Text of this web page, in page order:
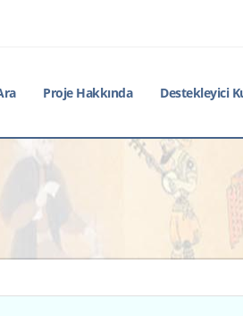
Proje Hakkında Destekleyici